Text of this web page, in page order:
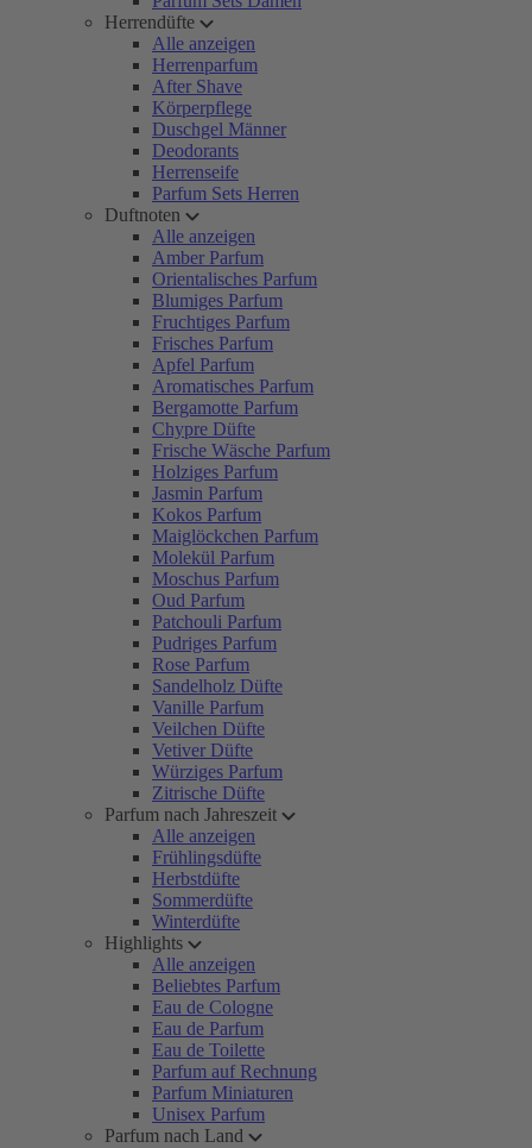
Herrendüfte
Alle anzeigen
Herrenparfum
After Shave
Körperpflege
Duschgel Männer
Deodorants
Herrenseife
Parfum Sets Herren
Duftnoten
Alle anzeigen
Amber Parfum
Orientalisches Parfum
Blumiges Parfum
Fruchtiges Parfum
Frisches Parfum
Apfel Parfum
Aromatisches Parfum
Bergamotte Parfum
Chypre Düfte
Frische Wäsche Parfum
Holziges Parfum
Jasmin Parfum
Kokos Parfum
Maiglöckchen Parfum
Molekül Parfum
Moschus Parfum
Oud Parfum
Patchouli Parfum
Pudriges Parfum
Rose Parfum
Sandelholz Düfte
Vanille Parfum
Veilchen Düfte
Vetiver Düfte
Würziges Parfum
Zitrische Düfte
Parfum nach Jahreszeit
Alle anzeigen
Frühlingsdüfte
Herbstdüfte
Sommerdüfte
Winterdüfte
Highlights
Alle anzeigen
Beliebtes Parfum
Eau de Cologne
Eau de Parfum
Eau de Toilette
Parfum auf Rechnung
Parfum Miniaturen
Unisex Parfum
Parfum nach Land